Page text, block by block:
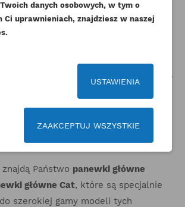
silnika, co zapewnia idealne
zespół doświadczonych
profesjonalne doradztwo oraz
zamówień, dzięki czemu produkty są
Serdecznie zapraszamy do zapoznania
wysokie wymagania. Zapraszamy do
do silników perkins i cat
Państwo panewki główne
główne Cat, które są specjalnie
szerokiej gamy modeli tych
danych osobowych, w tym o
Ci uprawnieniach, znajdziesz w naszej
USTAWIENIA
ZAAKCEPTUJ WSZYSTKIE